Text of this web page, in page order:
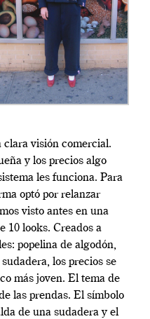
visión comercial.
y los precios algo
les funciona. Para
optó por relanzar
visto antes en una
10 looks. Creados a
popelina de algodón,
los precios se
más joven. El tema de
las prendas. El símbolo
de una sudadera y el